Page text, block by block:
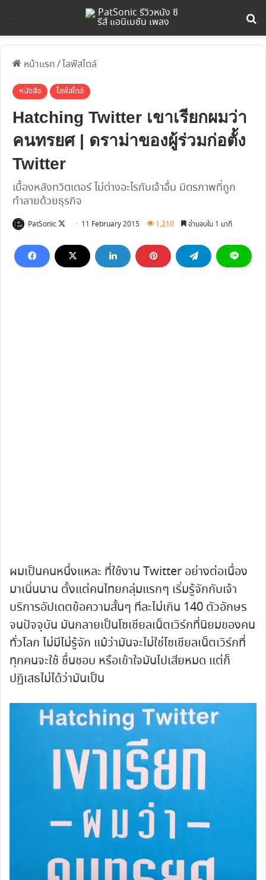
หน้าแรก/ไลฟ์สไตล์
หนังสือ ไลฟ์สไตล์
Hatching Twitter เขาเรียกผมว่า
คนทรยศ | ดราม่าของผู้ร่วมก่อตั้ง
Twitter
เบื้องหลังทวิตเตอร์ ไม่ต่างอะไรกับเจ้าอื่น มิตรภาพที่ถูก
ทำลายด้วยธุรกิจ
PatSonic
Follow11 February 2015 1,210 อ่านจบใน 1 นาที
ผมเป็นคนหนึ่งแหละ ที่ใช้งาน Twitter อย่างต่อเนื่อง
มาเนิ่นนาน ตั้งแต่คนไทยกลุ่มแรกๆ เริ่มรู้จักกับเจ้า
บริการอัปเดตข้อความสั้นๆ ทีละไม่เกิน 140 ตัวอักษร
จนปัจจุบัน มันกลายเป็นโซเชียลเน็ตเวิร์กที่นิยมของคน
ทั่วโลก ไม่มีไม่รู้จัก แม้ว่ามันจะไม่ใช่โซเชียลเน็ตเวิร์กที่
ทุกคนจะใช้ ชื่นชอบ หรือเข้าใจมันไปเสียหมด แต่ก็
ปฏิเสธไม่ได้ว่ามันเป็น